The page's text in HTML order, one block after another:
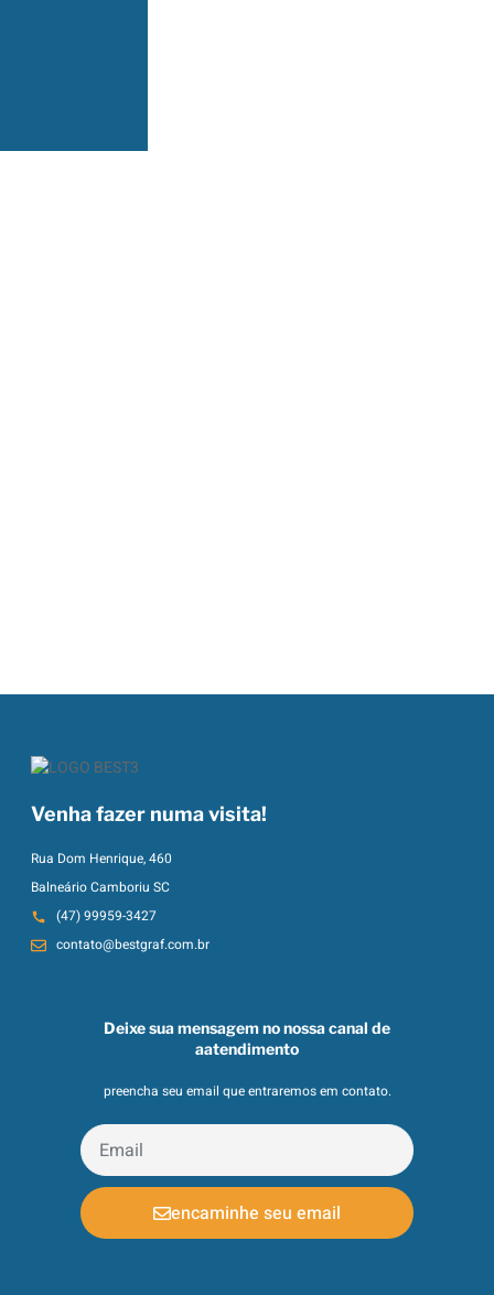
Venha fazer numa visita!
Rua Dom Henrique, 460
Balneário Camboriu SC
(47) 99959-3427
contato@bestgraf.com.br
Deixe sua mensagem no nossa canal de
aatendimento
preencha seu email que entraremos em contato.
encaminhe seu email